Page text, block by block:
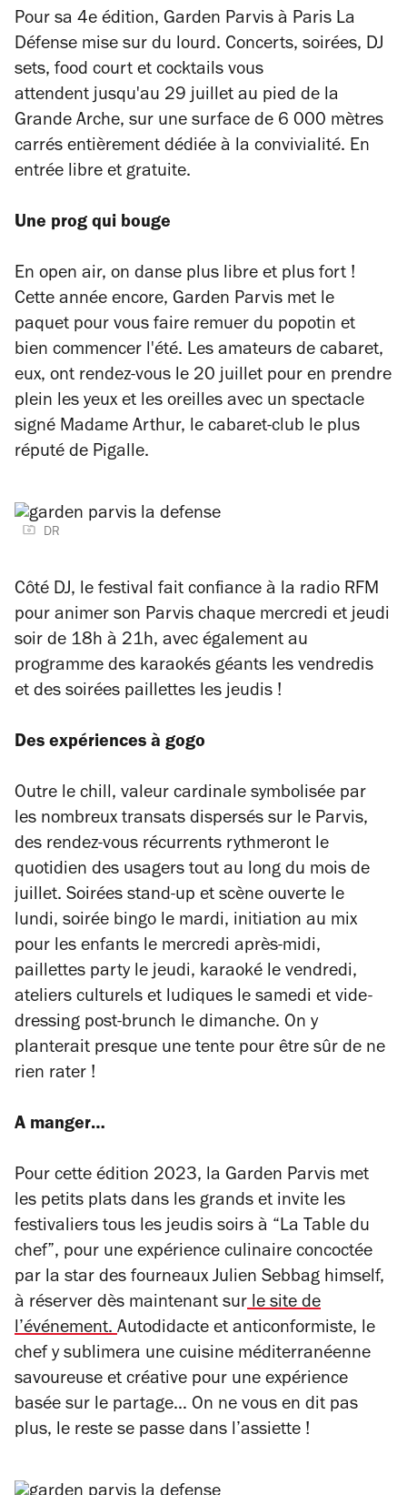
Pour sa 4e édition, Garden Parvis à Paris La
Défense mise sur du lourd. Concerts, soirées, DJ
sets, food court et cocktails vous
attendent jusqu'au 29 juillet au pied de la
Grande Arche, sur une surface de 6 000 mètres
carrés entièrement dédiée à la convivialité. En
entrée libre et gratuite.
Une prog qui bouge
En open air, on danse plus libre et plus fort !
Cette année encore, Garden Parvis met le
paquet pour vous faire remuer du popotin et
bien commencer l'été. Les amateurs de cabaret,
eux, ont rendez-vous le 20 juillet pour en prendre
plein les yeux et les oreilles avec un spectacle
signé Madame Arthur, le cabaret-club le plus
réputé de Pigalle.
DR
Côté DJ, le festival fait confiance à la radio RFM
pour animer son Parvis chaque mercredi et jeudi
soir de 18h à 21h, avec également au
programme des karaokés géants les vendredis
et des soirées paillettes les jeudis !
Des expériences à gogo
Outre le chill, valeur cardinale symbolisée par
les nombreux transats dispersés sur le Parvis,
des rendez-vous récurrents rythmeront le
quotidien des usagers tout au long du mois de
juillet. Soirées stand-up et scène ouverte le
lundi, soirée bingo le mardi, initiation au mix
pour les enfants le mercredi après-midi,
paillettes party le jeudi, karaoké le vendredi,
ateliers culturels et ludiques le samedi et vide-
dressing post-brunch le dimanche. On y
planterait presque une tente pour être sûr de ne
rien rater !
A manger…
Pour cette édition 2023, la Garden Parvis met
les petits plats dans les grands et invite les
festivaliers tous les jeudis soirs à “La Table du
chef”, pour une expérience culinaire concoctée
par la star des fourneaux Julien Sebbag himself,
à réserver dès maintenant surle site de
l’événement.Autodidacte et anticonformiste, le
chef y sublimera une cuisine méditerranéenne
savoureuse et créative pour une expérience
basée sur le partage… On ne vous en dit pas
plus, le reste se passe dans l’assiette !